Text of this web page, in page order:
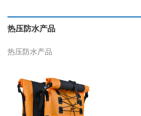
热压防水产品
热压防水产品